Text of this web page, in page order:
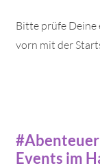
Bitte prüfe Deine
vorn mit der
Events im